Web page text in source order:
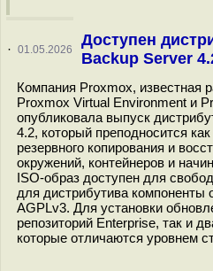
· 01.05.2026
Доступен
Backup Server
Компания Proxmox, известная
Proxmox Virtual Environment и
опубликовала выпуск
4.2, который преподносится
резервного копирования и
окружений, контейнеров и
ISO-образ доступен для
для дистрибутива компоненты
AGPLv3. Для установки
репозиторий Enterprise, так и
которые отличаются уровнем